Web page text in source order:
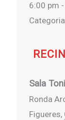
6:00 pm
Sala
Ronda
Figueres,